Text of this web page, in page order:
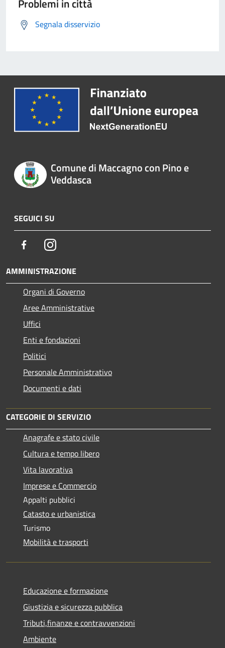
Problemi in città
Segnala disservizio
Comune di Maccagno con Pino e
Veddasca
SEGUICI SU
FacebookInstagram
AMMINISTRAZIONE
Organi di Governo
Aree Amministrative
Uffici
Enti e fondazioni
Politici
Personale Amministrativo
Documenti e dati
CATEGORIE DI SERVIZIO
Anagrafe e stato civile
Cultura e tempo libero
Vita lavorativa
Imprese e Commercio
Appalti pubblici
Catasto e urbanistica
Turismo
Mobilità e trasporti
Educazione e formazione
Giustizia e sicurezza pubblica
Tributi,finanze e contravvenzioni
Ambiente